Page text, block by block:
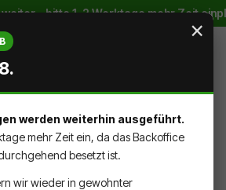
– bitte 1–2 Werktage mehr Zeit
DU HAST 0 PRODUKTE AUF
×
werden weiterhin ausgeführt.
mehr Zeit ein, da das Backoffice
besetzt ist.
wir wieder in gewohnter